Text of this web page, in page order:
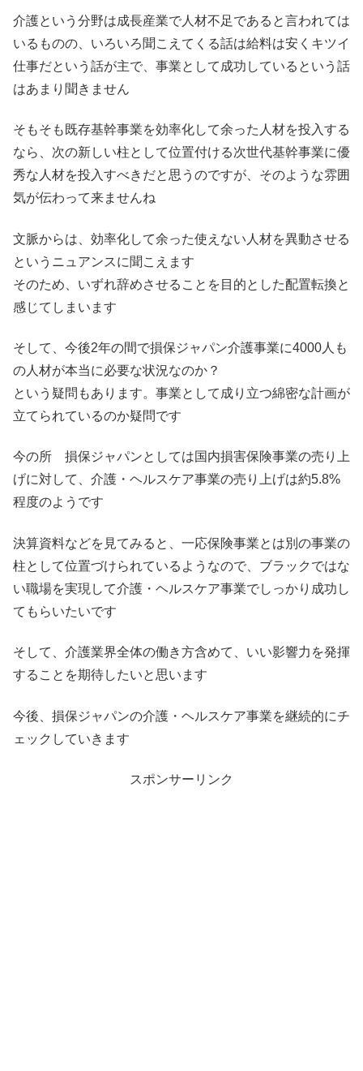
介護という分野は成長産業で人材不足であると言われては
いるものの、いろいろ聞こえてくる話は給料は安くキツイ
仕事だという話が主で、事業として成功しているという話
はあまり聞きません
そもそも既存基幹事業を効率化して余った人材を投入する
なら、次の新しい柱として位置付ける次世代基幹事業に優
秀な人材を投入すべきだと思うのですが、そのような雰囲
気が伝わって来ませんね
文脈からは、効率化して余った使えない人材を異動させる
というニュアンスに聞こえます
そのため、いずれ辞めさせることを目的とした配置転換と
感じてしまいます
そして、今後2年の間で損保ジャパン介護事業に4000人も
の人材が本当に必要な状況なのか？
という疑問もあります。事業として成り立つ綿密な計画が
立てられているのか疑問です
今の所 損保ジャパンとしては国内損害保険事業の売り上
げに対して、介護・ヘルスケア事業の売り上げは約5.8%
程度のようです
決算資料などを見てみると、一応保険事業とは別の事業の
柱として位置づけられているようなので、ブラックではな
い職場を実現して介護・ヘルスケア事業でしっかり成功し
てもらいたいです
そして、介護業界全体の働き方含めて、いい影響力を発揮
することを期待したいと思います
今後、損保ジャパンの介護・ヘルスケア事業を継続的にチ
ェックしていきます
スポンサーリンク